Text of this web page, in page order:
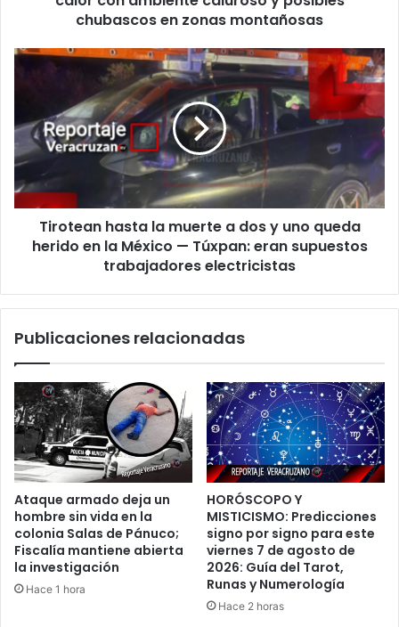
la
onda
con
ambiente
caluroso
y
posibles
chubascos
chubascos en zonas montañosas
Tirotean
muerte
a
dos
y
uno
queda
herido
—
eran
electricistas
Tirotean hasta la muerte a dos y uno queda
herido en la México — Túxpan: eran supuestos
trabajadores electricistas
Publicaciones relacionadas
Ataque armado deja un
hombre sin vida en la
colonia Salas de Pánuco;
Fiscalía mantiene abierta
la investigación
Hace 1 hora
HORÓSCOPO Y
MISTICISMO: Predicciones
signo por signo para este
viernes 7 de agosto de
2026: Guía del Tarot,
Runas y Numerología
Hace 2 horas